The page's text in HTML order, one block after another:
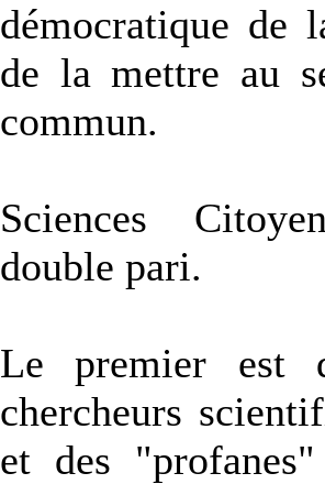
démocratique de
de la mettre au
commun.
Sciences
double pari.
Le premier est
chercheurs
et des "profanes"